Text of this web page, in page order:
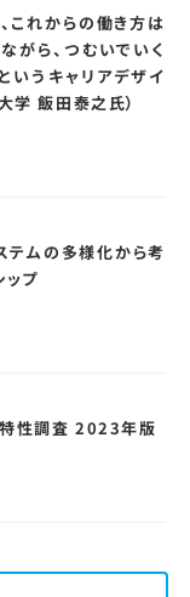
これからの働き方は
がら、つむいでいく
いうキャリアデザイ
学 飯田泰之氏）
テムの多様化から考
ップ
性調査 2023年版